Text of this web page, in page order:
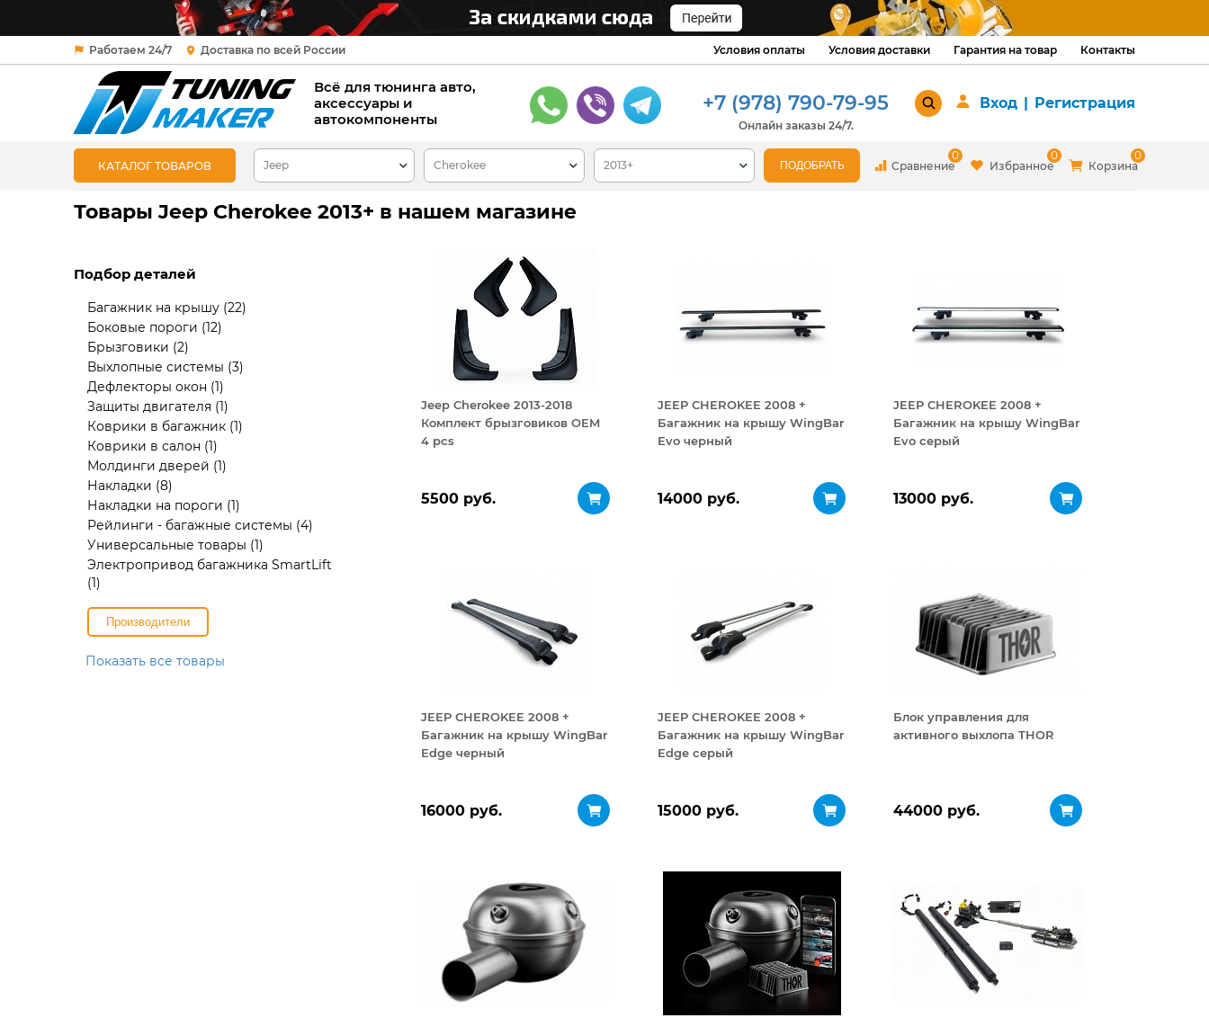
Работаем 24/7 Доставка по всей России Условия оплаты Условия доставки Гарантия на товар Контакты
Всё для тюнинга авто,
аксессуары и
автокомпоненты
+7 (978) 790-79-95
Онлайн заказы 24/7.
Вход | Регистрация
КАТАЛОГ ТОВАРОВ Сравнение
0
Избранное
0
Корзина
0
Товары Jeep Cherokee 2013+ в нашем магазине
Подбор деталей
Багажник на крышу (22)
Боковые пороги (12)
Брызговики (2)
Выхлопные системы (3)
Дефлекторы окон (1)
Защиты двигателя (1)
Коврики в багажник (1)
Коврики в салон (1)
Молдинги дверей (1)
Накладки (8)
Накладки на пороги (1)
Рейлинги - багажные системы (4)
Универсальные товары (1)
Электропривод багажника SmartLift
(1)
Производители
Показать все товары
Jeep Cherokee 2013-2018
Комплект брызговиков OEM
4 pcs
5500 руб.
JEEP CHEROKEE 2008 +
Багажник на крышу WingBar
Evo черный
14000 руб.
JEEP CHEROKEE 2008 +
Багажник на крышу WingBar
Evo серый
13000 руб.
JEEP CHEROKEE 2008 +
Багажник на крышу WingBar
Edge черный
16000 руб.
JEEP CHEROKEE 2008 +
Багажник на крышу WingBar
Edge серый
15000 руб.
Блок управления для
активного выхлопа THOR
44000 руб.